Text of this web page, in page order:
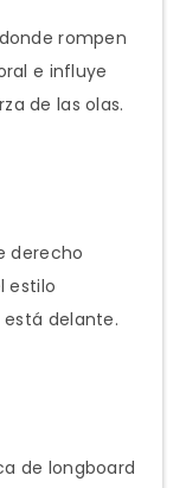
rompen
e influye
de las olas.
derecho
estilo
está delante.
de longboard